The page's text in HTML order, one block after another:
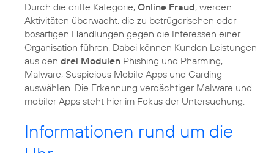
Durch die dritte Kategorie, Online Fraud, werden
Aktivitäten überwacht, die zu betrügerischen oder
bösartigen Handlungen gegen die Interessen einer
Organisation führen. Dabei können Kunden Leistungen
aus den drei Modulen Phishing und Pharming,
Malware, Suspicious Mobile Apps und Carding
auswählen. Die Erkennung verdächtiger Malware und
mobiler Apps steht hier im Fokus der Untersuchung.
Informationen rund um die